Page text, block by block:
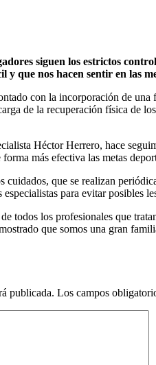
siguen los estrictos
y que nos hacen sentir en las
con la incorporación de
de la recuperación física de
Héctor Herrero, hace
más efectiva las metas
cuidados, que se realizan
para evitar posibles
todos los profesionales que
que somos una gran
publicada. Los campos